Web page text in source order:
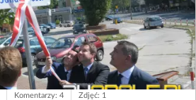
Komentarzy: 4 Zdjęć: 1